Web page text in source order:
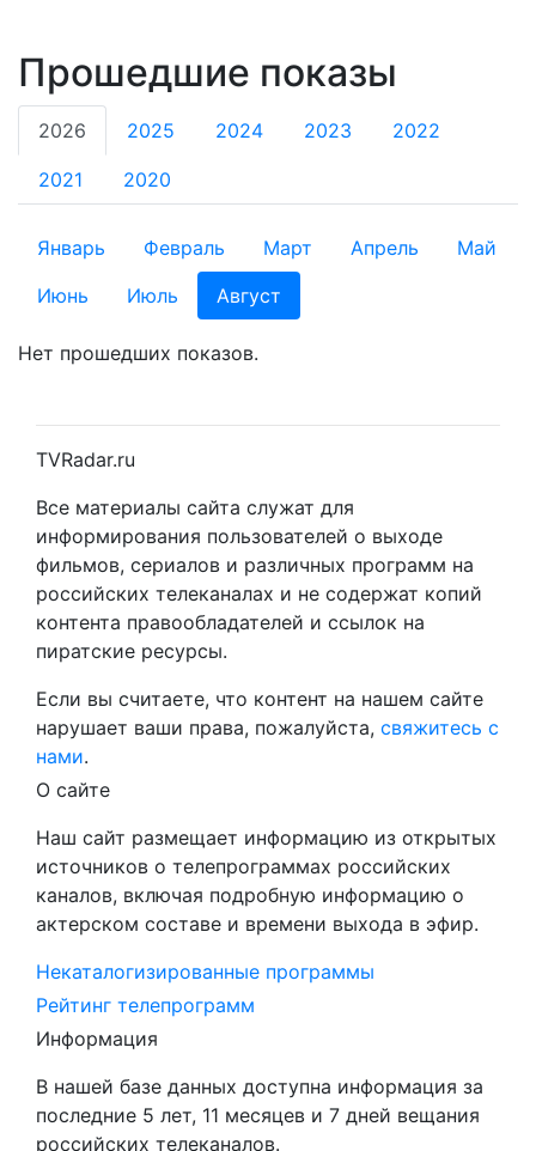
Прошедшие показы
2026 2025 2024 2023 2022
2021 2020
Январь Февраль Март Апрель
Май
Июнь
Июль Август
Нет прошедших показов.
TVRadar.ru
Все материалы сайта служат для
информирования пользователей о выходе
фильмов, сериалов и различных программ на
российских телеканалах и не содержат копий
контента правообладателей и ссылок на
пиратские ресурсы.
Если вы считаете, что контент на нашем сайте
нарушает ваши права, пожалуйста, свяжитесь с
нами.
О сайте
Наш сайт размещает информацию из открытых
источников о телепрограммах российских
каналов, включая подробную информацию о
актерском составе и времени выхода в эфир.
Некаталогизированные программы
Рейтинг телепрограмм
Информация
В нашей базе данных доступна информация за
последние 5 лет, 11 месяцев и 7 дней вещания
российских телеканалов.